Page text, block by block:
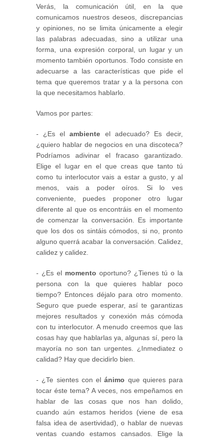
Verás, la comunicación útil, en la que
comunicamos nuestros deseos, discrepancias
y opiniones, no se limita únicamente a elegir
las palabras adecuadas, sino a utilizar una
forma, una expresión corporal, un lugar y un
momento también oportunos. Todo consiste en
adecuarse a las características que pide el
tema que queremos tratar y a la persona con
la que necesitamos hablarlo.
Vamos por partes:
- ¿Es elambiente el adecuado? Es decir,
¿quiero hablar de negocios en una discoteca?
Podríamos adivinar el fracaso garantizado.
Elige el lugar en el que creas que tanto tú
como tu interlocutor vais a estar a gusto, y al
menos, vais a poder oíros. Si lo ves
conveniente, puedes proponer otro lugar
diferente al que os encontráis en el momento
de comenzar la conversación. Es importante
que los dos os sintáis cómodos, si no, pronto
alguno querrá acabar la conversación. Calidez,
calidez y calidez.
- ¿Es el momento oportuno? ¿Tienes tú o la
persona con la que quieres hablar poco
tiempo? Entonces déjalo para otro momento.
Seguro que puede esperar, así te garantizas
mejores resultados y conexión más cómoda
con tu interlocutor. A menudo creemos que las
cosas hay que hablarlas ya, algunas sí, pero la
mayoría no son tan urgentes. ¿Inmediatez o
calidad? Hay que decidirlo bien.
- ¿Te sientes con elánimo que quieres para
tocar éste tema? A veces, nos empeñamos en
hablar de las cosas que nos han dolido,
cuando aún estamos heridos (viene de esa
falsa idea de asertividad), o hablar de nuevas
ventas cuando estamos cansados. Elige la